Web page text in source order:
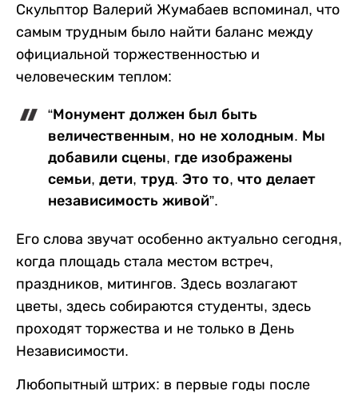
Скульптор Валерий Жумабаев вспоминал, что
самым трудным было найти баланс между
официальной торжественностью и
человеческим теплом:
“Монумент должен был быть
величественным, но не холодным. Мы
добавили сцены, где изображены
семьи, дети, труд. Это то, что делает
независимость живой”.
Его слова звучат особенно актуально сегодня,
когда площадь стала местом встреч,
праздников, митингов. Здесь возлагают
цветы, здесь собираются студенты, здесь
проходят торжества и не только в День
Независимости.
Любопытный штрих: в первые годы после